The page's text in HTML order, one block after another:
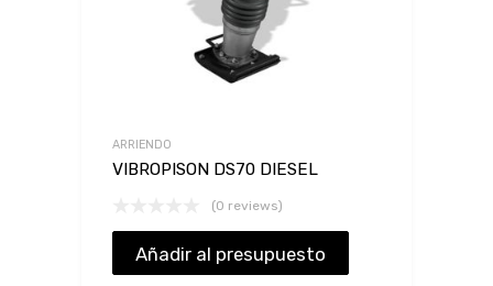
ARRIENDO
VIBROPISON DS70 DIESEL
(0 reviews)
Añadir al presupuesto